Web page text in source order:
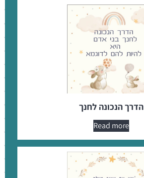
הדרך הנכונה לחנך
Read more